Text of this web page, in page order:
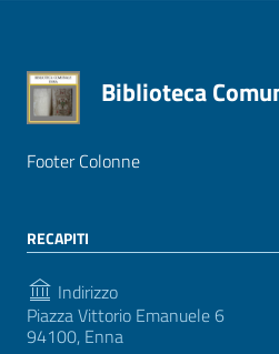
Biblioteca
Footer Colonne
RECAPITI
Indirizzo
Piazza Vittorio Emanuele 6
94100, Enna